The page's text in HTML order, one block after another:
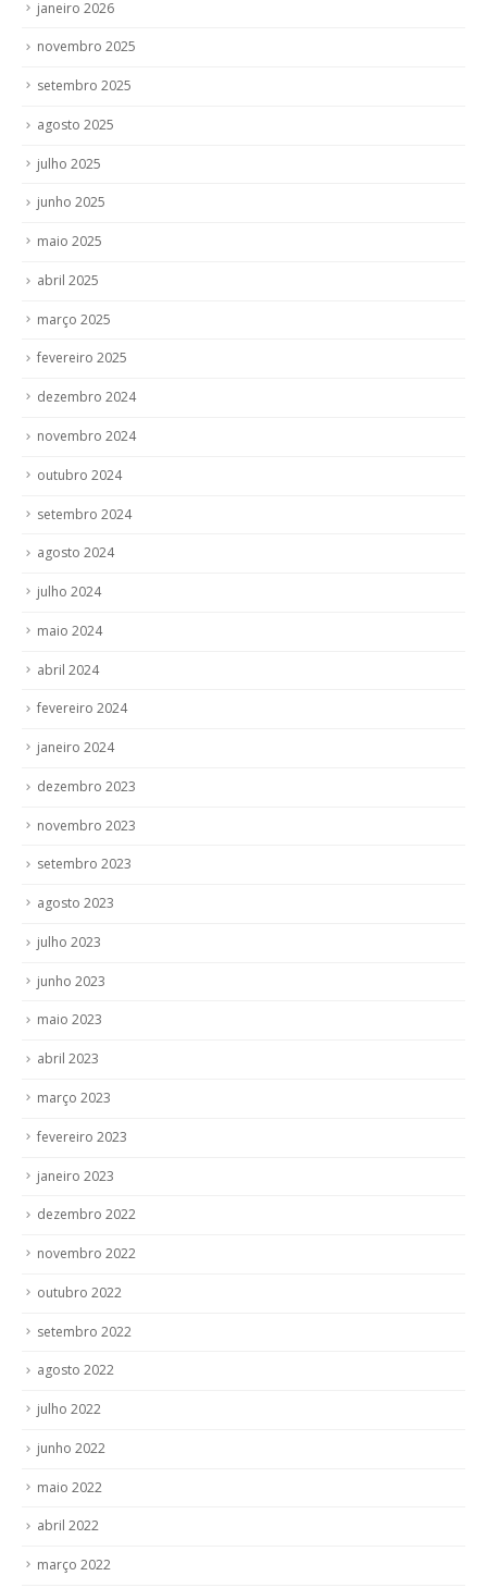
janeiro 2026
novembro 2025
setembro 2025
agosto 2025
julho 2025
junho 2025
maio 2025
abril 2025
março 2025
fevereiro 2025
dezembro 2024
novembro 2024
outubro 2024
setembro 2024
agosto 2024
julho 2024
maio 2024
abril 2024
fevereiro 2024
janeiro 2024
dezembro 2023
novembro 2023
setembro 2023
agosto 2023
julho 2023
junho 2023
maio 2023
abril 2023
março 2023
fevereiro 2023
janeiro 2023
dezembro 2022
novembro 2022
outubro 2022
setembro 2022
agosto 2022
julho 2022
junho 2022
maio 2022
abril 2022
março 2022